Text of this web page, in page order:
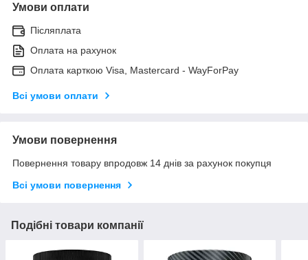
Умови оплати
Післяплата
Оплата на рахунок
Оплата карткою Visa, Mastercard - WayForPay
Всі умови оплати
Умови повернення
Повернення товару впродовж 14 днів за рахунок покупця
Всі умови повернення
Подібні товари компанії